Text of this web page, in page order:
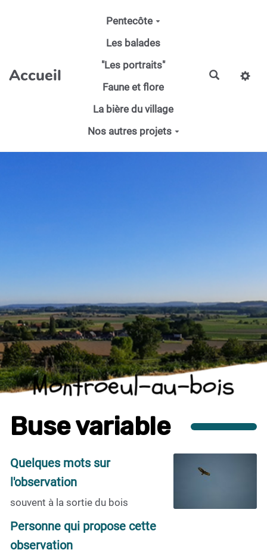
Aller au contenu principal
Accueil
Pentecôte
Les balades
"Les portraits"
Faune et flore
La bière du village
Nos autres projets
Montroeul-au-bois
Buse variable
Quelques mots sur
l'observation
souvent à la sortie du bois
Personne qui propose cette
observation